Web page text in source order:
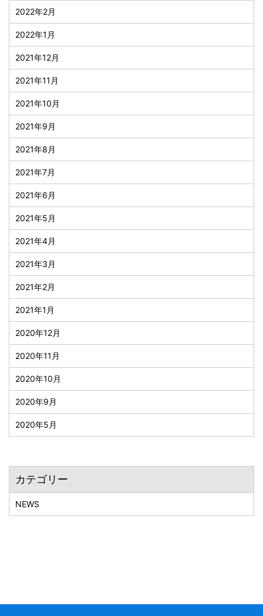
2022年2月
2022年1月
2021年12月
2021年11月
2021年10月
2021年9月
2021年8月
2021年7月
2021年6月
2021年5月
2021年4月
2021年3月
2021年2月
2021年1月
2020年12月
2020年11月
2020年10月
2020年9月
2020年5月
カテゴリー
NEWS